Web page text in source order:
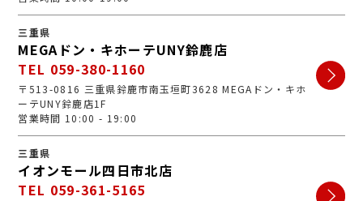
三重県
MEGAドン・キホーテUNY鈴鹿店
TEL 059-380-1160
〒513-0816 三重県鈴鹿市南玉垣町3628 MEGAドン・キホ
ーテUNY鈴鹿店1F
営業時間 10:00 - 19:00
三重県
イオンモール四日市北店
TEL 059-361-5165